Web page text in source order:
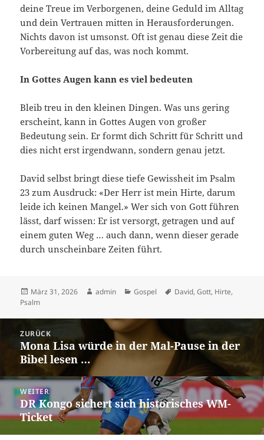
deine Treue im Verborgenen, deine Geduld im Alltag
und dein Vertrauen mitten in Herausforderungen.
Nichts davon ist umsonst. Oft ist genau diese Zeit die
Vorbereitung auf das, was noch kommt.
In Gottes Augen kann es viel bedeuten
Bleib treu in den kleinen Dingen. Was uns gering
erscheint, kann in Gottes Augen von großer
Bedeutung sein. Er formt dich Schritt für Schritt und
dies nicht erst irgendwann, sondern genau jetzt.
David selbst bringt diese tiefe Gewissheit im Psalm
23 zum Ausdruck: «Der Herr ist mein Hirte, darum
leide ich keinen Mangel.» Wer sich von Gott führen
lässt, darf wissen: Er ist versorgt, getragen und auf
einem guten Weg … auch dann, wenn dieser gerade
durch unscheinbare Zeiten führt.
Veröffentlicht
am
März 31, 2026 Autor
admin Kategorien
Gospel Schlagwörter
David,Gott, Hirte,
Psalm
Navigation
ZURÜCK
Vorheriger
Beitrag:
Mona Lisa würde in der Mal-Pause in der
Bibel lesen …
WEITER
Nächster
Beitrag:
DR Kongo sichert sich historisches WM-
Ticket